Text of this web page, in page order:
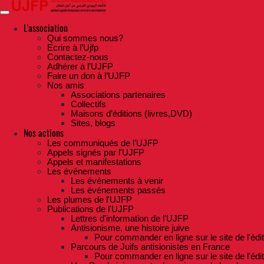
Skip
to
contentL'association
Qui sommes nous?
Ecrire à l’Ujfp
Contactez-nous
Adhérer à l’UJFP
Faire un don à l’UJFP
Nos amis
Associations partenaires
Collectifs
Maisons d’éditions (livres,DVD)
Sites, blogs
Nos actions
Les communiqués de l'UJFP
Appels signés par l'UJFP
Appels et manifestations
Les événements
Les événements à venir
Les événements passés
Les plumes de l'UJFP
Publications de l'UJFP
Lettres d'information de l'UJFP
Antisionisme, une histoire juive
Pour commander en ligne sur le site de
Parcours de Juifs antisionistes en France
Pour commander en ligne sur le site de